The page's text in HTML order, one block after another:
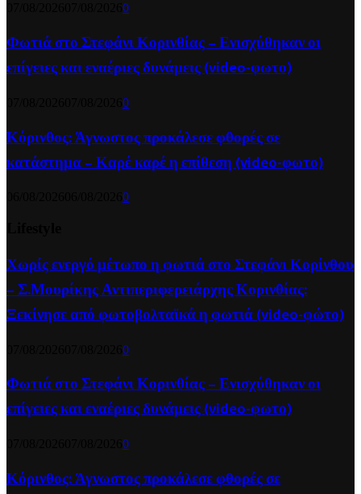
0
Φωτιά στο Στεφάνι Κορινθίας – Ενισχύθηκαν οι
επίγειες και εναέριες δυνάμεις (video-φωτο)
0
Κόρινθος: Άγνωστος προκάλεσε φθορές σε
κατάστημα – Καρέ καρέ η επίθεση (video-φωτο)
0
Χωρίς ενεργό μέτωπο η φωτιά στο Στεφάνι Κορίνθου
– Σ.Μουρίκης Αντιπεριφερειάρχης Κορινθίας:
Ξεκίνησε από φωτοβολταϊκά η φωτιά (video-φώτο)
0
Φωτιά στο Στεφάνι Κορινθίας – Ενισχύθηκαν οι
επίγειες και εναέριες δυνάμεις (video-φωτο)
0
Κόρινθος: Άγνωστος προκάλεσε φθορές σε